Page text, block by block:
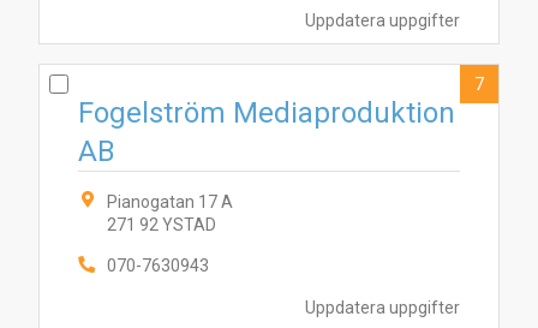
Uppdatera uppgifter
Uppdatera uppgifter
Fogelström Mediaproduktion
AB
Pianogatan 17 A
271 92 YSTAD
070-7630943
7